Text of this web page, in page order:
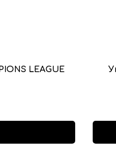
LEAGUE